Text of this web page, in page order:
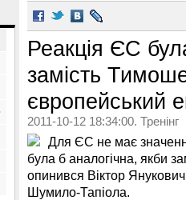
Реакція ЄС
замість
європейський
2011-10-12 18:34:00. Тренінг
Для ЄС не має
була б аналогічна, якби
опинився Віктор
Шумило-Тапіола.